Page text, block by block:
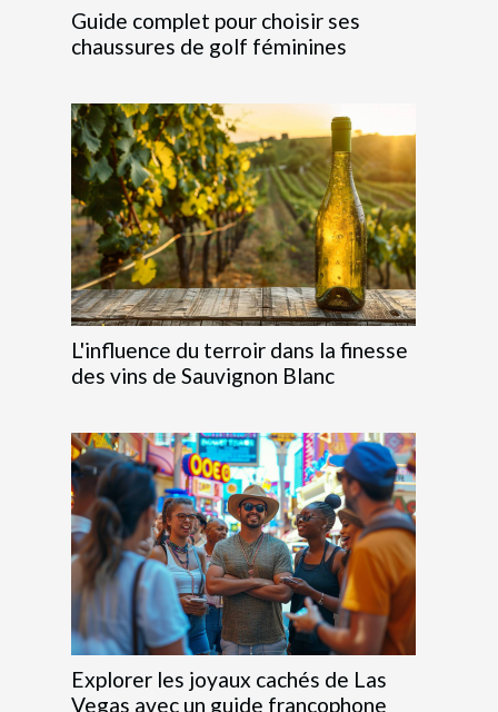
Guide complet pour choisir ses
chaussures de golf féminines
L'influence du terroir dans la finesse
des vins de Sauvignon Blanc
Explorer les joyaux cachés de Las
Vegas avec un guide francophone